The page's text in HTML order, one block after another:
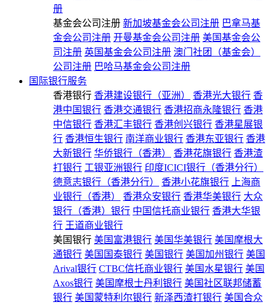
册
基金会公司注册 新加坡基金会公司注册 巴拿马基
金会公司注册 开曼基金会公司注册 美国基金会公
司注册 英国基金会公司注册 澳门社团（基金会）
公司注册 巴哈马基金会公司注册
国际银行服务
香港银行 香港建设银行（亚洲） 香港光大银行 香
港中国银行 香港交通银行 香港招商永隆银行 香港
中信银行 香港汇丰银行 香港创兴银行 香港星展银
行 香港恒生银行 南洋商业银行 香港东亚银行 香港
大新银行 华侨银行（香港） 香港花旗银行 香港渣
打银行 工银亚洲银行 印度ICICI银行（香港分行）
德意志银行（香港分行）
香港小花旗银行
上海商
业银行（香港）
香港众安银行 香港华美银行 大众
银行（香港）银行 中国信托商业银行 香港大华银
行 王道商业银行
美国银行 美国富港银行 美国华美银行 美国摩根大
通银行 美国国泰银行 美国银行 美国加州银行 美国
Arival银行 CTBC信托商业银行 美国水星银行 美国
Axos银行 美国摩根士丹利银行 美国社区联邦储蓄
银行 美国蒙特利尔银行 新泽西渣打银行 美国合众